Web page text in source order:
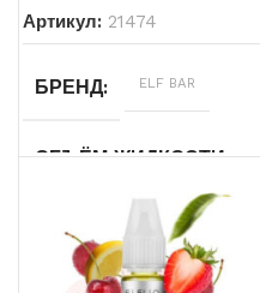
Артикул: 21474
БРЕНД ELF BAR
ОБЪЁМ ЖИДКОСТИ
НИКОТИНА 5%